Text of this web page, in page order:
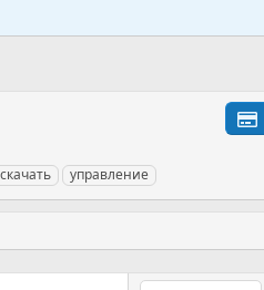
скачать управление